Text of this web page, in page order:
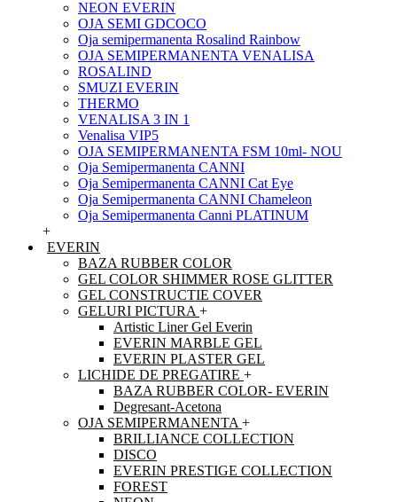
NEON EVERIN
OJA SEMI GDCOCO
Oja semipermanenta Rosalind Rainbow
OJA SEMIPERMANENTA VENALISA
ROSALIND
SMUZI EVERIN
THERMO
VENALISA 3 IN 1
Venalisa VIP5
OJA SEMIPERMANENTA FSM 10ml- NOU
Oja Semipermanenta CANNI
Oja Semipermanenta CANNI Cat Eye
Oja Semipermanenta CANNI Chameleon
Oja Semipermanenta Canni PLATINUM
+
EVERIN
BAZA RUBBER COLOR
GEL COLOR SHIMMER ROSE GLITTER
GEL CONSTRUCTIE COVER
GELURI PICTURA +
Artistic Liner Gel Everin
EVERIN MARBLE GEL
EVERIN PLASTER GEL
LICHIDE DE PREGATIRE +
BAZA RUBBER COLOR- EVERIN
Degresant-Acetona
OJA SEMIPERMANENTA +
BRILLIANCE COLLECTION
DISCO
EVERIN PRESTIGE COLLECTION
FOREST